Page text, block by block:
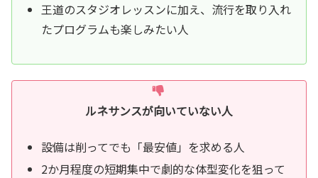
王道のスタジオレッスンに加え、流行を取り入れ
たプログラムも楽しみたい人
ルネサンスが向いていない人
設備は削ってでも「最安値」を求める人
2か月程度の短期集中で劇的な体型変化を狙って